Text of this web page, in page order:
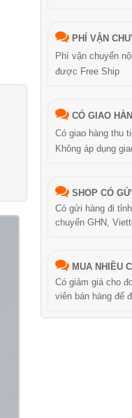
PHÍ VẬN
Phí vận chuyển
được Free Ship
CÓ GIAO
Có giao hàng thu
Không áp dụng
SHOP CÓ
Có gửi hàng đi
chuyển GHN,
MUA NHIỀU
Có giảm giá cho
viên bán hàng để